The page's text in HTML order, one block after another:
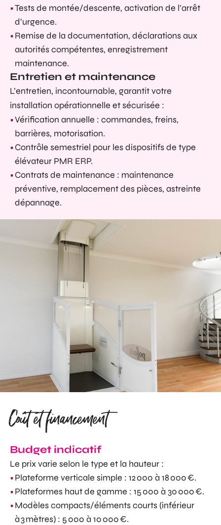
Tests de montée/descente, activation de l’arrêt
d’urgence.
Remise de la documentation, déclarations aux
autorités compétentes, enregistrement
maintenance.
Entretien et maintenance
L’entretien, incontournable, garantit votre
installation opérationnelle et sécurisée :
Vérification annuelle : commandes, freins,
barrières, motorisation.
Contrôle semestriel pour les dispositifs de type
élévateur PMR ERP.
Contrats de maintenance : maintenance
préventive, remplacement des pièces, astreinte
dépannage.
Coût et financement
Budget indicatif
Le prix varie selon le type et la hauteur :
Plateforme verticale simple : 12 000 à 18 000 €.
Plateformes haut de gamme : 15 000 à 30 000 €.
Modèles compacts/éléments courts (inférieur
à 3 mètres) : 5 000 à 10 000 €.